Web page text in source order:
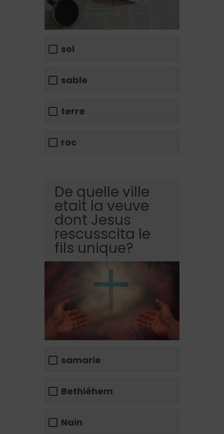
sol
sable
terre
roc
De quelle ville
etait la veuve
dont Jesus
rescusscita le
fils unique?
samarie
Bethléhem
Nain